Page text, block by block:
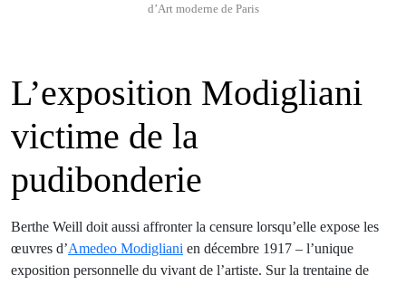
d’Art moderne de Paris
L’exposition Modigliani
victime de la
pudibonderie
Berthe Weill doit aussi affronter la censure lorsqu’elle expose les
œuvres d’Amedeo Modigliani en décembre 1917 – l’unique
exposition personnelle du vivant de l’artiste. Sur la trentaine de